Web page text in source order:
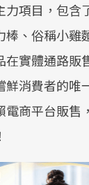
項目，包含
棒、俗稱小雞
在實體通路販
鮮消費者的唯
電商平台販售